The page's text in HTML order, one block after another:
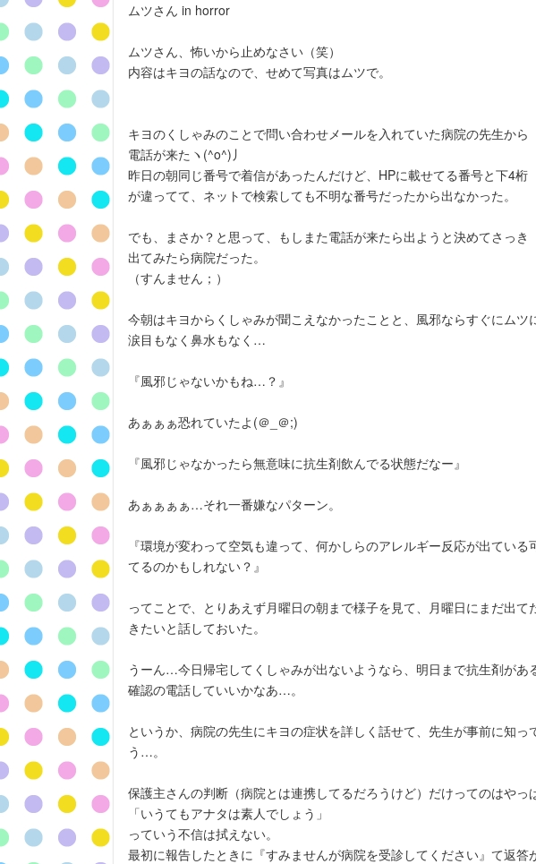
ムツさん in horror
ムツさん、怖いから止めなさい（笑）
内容はキヨの話なので、せめて写真はムツで。
キヨのくしゃみのことで問い合わせメールを入れていた病院の先生から
電話が来たヽ(^o^)丿
昨日の朝同じ番号で着信があったんだけど、HPに載せてる番号と下4桁
が違ってて、ネットで検索しても不明な番号だったから出なかった。
でも、まさか？と思って、もしまた電話が来たら出ようと決めてさっき
出てみたら病院だった。
（すんません；）
今朝はキヨからくしゃみが聞こえなかったことと、風邪ならすぐにム
涙目もなく鼻水もなく…
『風邪じゃないかもね…？』
あぁぁぁ恐れていたよ(＠_＠;)
『風邪じゃなかったら無意味に抗生剤飲んでる状態だなー』
あぁぁぁぁ…それ一番嫌なパターン。
『環境が変わって空気も違って、何かしらのアレルギー反応が出てい
てるのかもしれない？』
ってことで、とりあえず月曜日の朝まで様子を見て、月曜日にまだ出
きたいと話しておいた。
うーん…今日帰宅してくしゃみが出ないようなら、明日まで抗生剤があ
確認の電話していいかなあ…。
というか、病院の先生にキヨの症状を詳しく話せて、先生が事前に知
う…。
保護主さんの判断（病院とは連携してるだろうけど）だけってのはやっ
「いうてもアナタは素人でしょう」
っていう不信は拭えない。
最初に報告したときに『すみませんが病院を受診してください』て返答